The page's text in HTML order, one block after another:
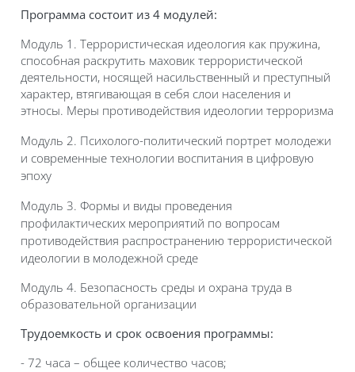
Программа состоит из 4 модулей:
Модуль 1. Террористическая идеология как пружина,
способная раскрутить маховик террористической
деятельности, носящей насильственный и преступный
характер, втягивающая в себя слои населения и
этносы. Меры противодействия идеологии терроризма
Модуль 2. Психолого-политический портрет молодежи
и современные технологии воспитания в цифровую
эпоху
Модуль 3. Формы и виды проведения
профилактических мероприятий по вопросам
противодействия распространению террористической
идеологии в молодежной среде
Модуль 4. Безопасность среды и охрана труда в
образовательной организации
Трудоемкость и срок освоения программы:
- 72 часа – общее количество часов;